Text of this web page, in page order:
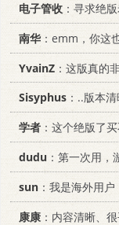
电子管收 ：寻求绝
南华：emm，你这
YvainZ ：这版真的
Sisyphus ：..版本清
学者 ：这个绝版了
dudu ：第一次用，
sun ：我是海外用
康康 ：内容清晰、